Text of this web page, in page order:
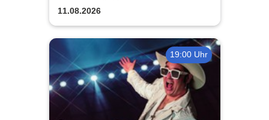
11.08.2026
19:00 Uhr